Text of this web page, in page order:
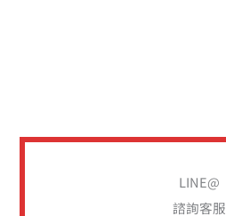
LINE@
諮詢客服
尋